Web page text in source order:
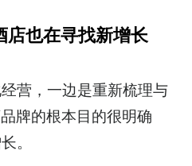
店也在寻找新增长
营，一边是重新梳理与
牌的根本目的很明确
。